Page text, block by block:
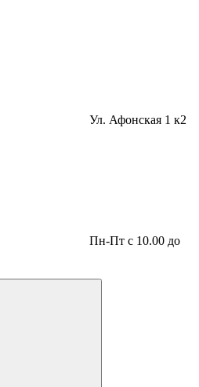
Ул. Афонская 1 к2
Пн-Пт с 10.00 до